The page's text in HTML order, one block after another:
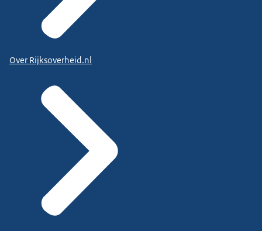
Over Rijksoverheid.nl